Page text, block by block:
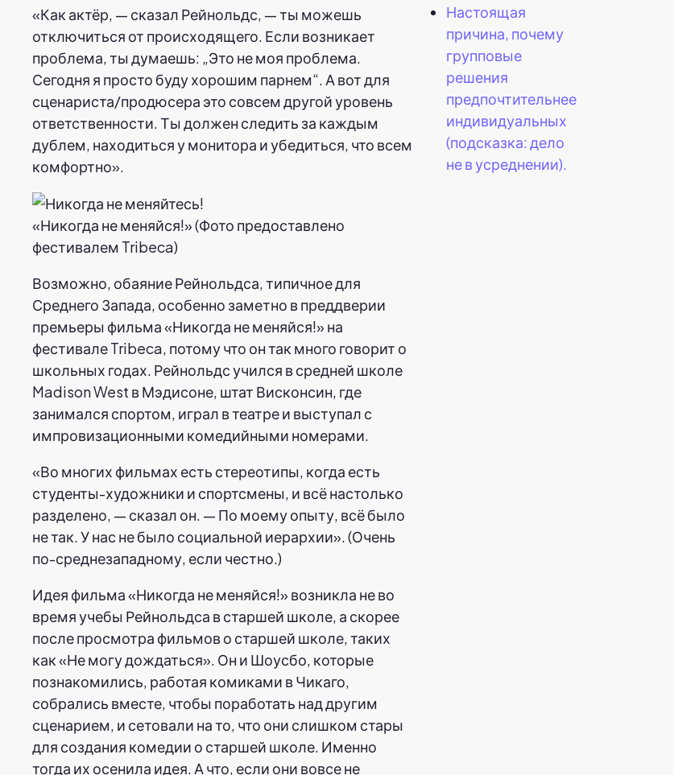
«Как актёр, — сказал Рейнольдс, — ты можешь
отключиться от происходящего. Если возникает
проблема, ты думаешь: „Это не моя проблема.
Сегодня я просто буду хорошим парнем“. А вот для
сценариста/продюсера это совсем другой уровень
ответственности. Ты должен следить за каждым
дублем, находиться у монитора и убедиться, что всем
комфортно».
«Никогда не меняйся!» (Фото предоставлено
фестивалем Tribeca)
Возможно, обаяние Рейнольдса, типичное для
Среднего Запада, особенно заметно в преддверии
премьеры фильма «Никогда не меняйся!» на
фестивале Tribeca, потому что он так много говорит о
школьных годах. Рейнольдс учился в средней школе
Madison West в Мэдисоне, штат Висконсин, где
занимался спортом, играл в театре и выступал с
импровизационными комедийными номерами.
«Во многих фильмах есть стереотипы, когда есть
студенты-художники и спортсмены, и всё настолько
разделено, — сказал он. — По моему опыту, всё было
не так. У нас не было социальной иерархии». (Очень
по-среднезападному, если честно.)
Идея фильма «Никогда не меняйся!» возникла не во
время учебы Рейнольдса в старшей школе, а скорее
после просмотра фильмов о старшей школе, таких
как «Не могу дождаться». Он и Шоусбо, которые
познакомились, работая комиками в Чикаго,
собрались вместе, чтобы поработать над другим
сценарием, и сетовали на то, что они слишком стары
для создания комедии о старшей школе. Именно
тогда их осенила идея. А что, если они вовсе не
Настоящая
причина, почему
групповые
решения
предпочтительнее
индивидуальных
(подсказка: дело
не в усреднении).